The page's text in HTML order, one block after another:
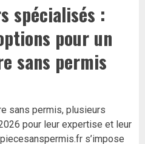
spécialisés :
pour un
sans permis
sans permis, plusieurs
pour leur expertise et leur
s’impose